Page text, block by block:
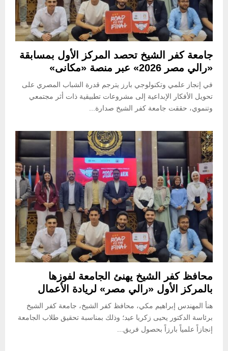
جامعة كفر الشيخ تحصد المركز الأول بمسابقة
«رالي مصر 2026» عبر منصة «مكانى»
في إنجاز علمي وتكنولوجي بارز يترجم قدرة الشباب المصري على
تحويل الأفكار الإبداعية إلى مشروعات تطبيقية ذات أثر مجتمعي
وتنموي، حققت جامعة كفر الشيخ صدارة...
محافظ كفر الشيخ يهنئ الجامعة لفوزها
بالمركز الأول «رالي مصر» لريادة الأعمال
هنأ المهندس إبراهيم مكي، محافظ كفر الشيخ، جامعة كفر الشيخ
برئاسة الدكتور يحيى زكريا عيد؛ وذلك بمناسبة تحقيق طلاب الجامعة
إنجازاً علمياً بارزاً بحصول فريق...